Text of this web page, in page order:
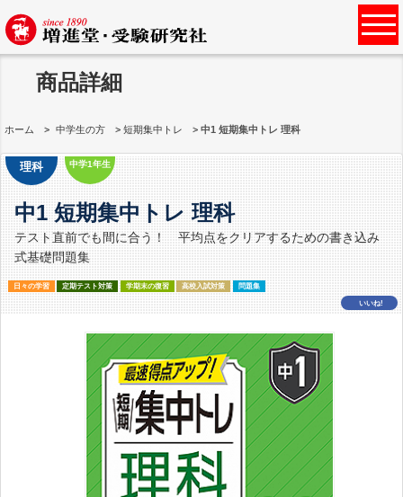
商品詳細
ホーム 中学生の方 短期集中トレ 中1 短期集中トレ 理科
理科 中学1年生
中1 短期集中トレ 理科
テスト直前でも間に合う！ 平均点をクリアするための書き込み
式基礎問題集
日々の学習 定期テスト対策 学期末の復習 高校入試対策 問題集
いいね!